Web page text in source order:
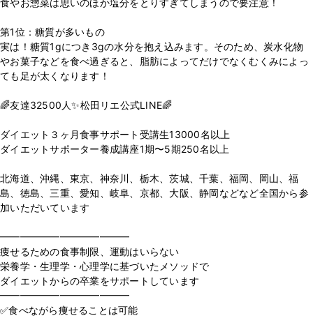
食やお惣菜は思いのほか塩分をとりすぎてしまうので要注意！
第1位：糖質が多いもの
実は！糖質1gにつき3gの水分を抱え込みます。そのため、炭水化物
やお菓子などを食べ過ぎると、脂肪によってだけでなくむくみによっ
ても足が太くなります！
🌈友達32500人✨松田リエ公式LINE🌈
ダイエット３ヶ月食事サポート受講生13000名以上
ダイエットサポーター養成講座1期〜5期250名以上
北海道、沖縄、東京、神奈川、栃木、茨城、千葉、福岡、岡山、福
島、徳島、三重、愛知、岐阜、京都、大阪、静岡などなど全国から参
加いただいています
━━━━━━━━━━━━━
痩せるための食事制限、運動はいらない
栄養学・生理学・心理学に基づいたメソッドで
ダイエットからの卒業をサポートしています
━━━━━━━━━━━━━
✅食べながら痩せることは可能